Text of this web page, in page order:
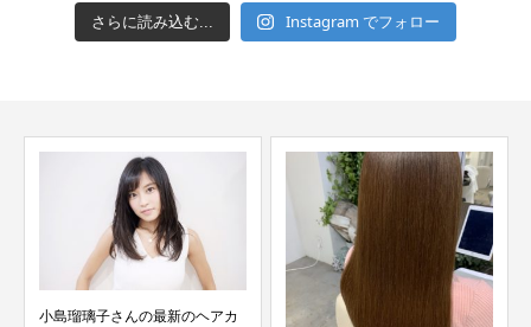
さらに読み込む... Instagram でフォロー
小島瑠璃子さんの最新のヘアカ